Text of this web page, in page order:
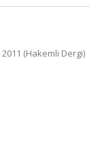
2011 (Hakemli Dergi)